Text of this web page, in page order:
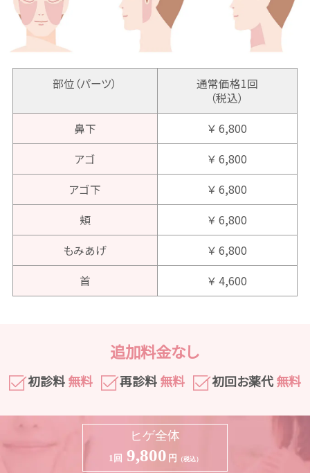
部位（パーツ）
通常価格1回
（税込）
鼻下
￥ 6,800
アゴ
￥ 6,800
アゴ下
￥ 6,800
頬
￥ 6,800
もみあげ
￥ 6,800
首
￥ 4,600
追加料金なし
初診料無料 再診料無料 初回お薬代無料
ヒゲ全体
1回 9,800 円 （税込）